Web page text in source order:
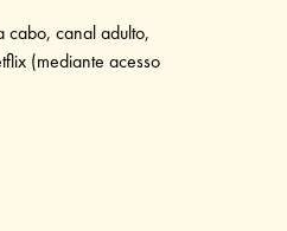
cabo, canal adulto,
(mediante acesso